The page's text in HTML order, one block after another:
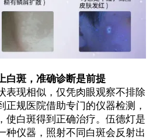
斑，准确诊断是前提
现相似，仅凭肉眼观察不排除
正规医院借助专门的仪器检测，
使白斑得到正确治疗。伍德灯是
种仪器，照射不同白斑会反射出